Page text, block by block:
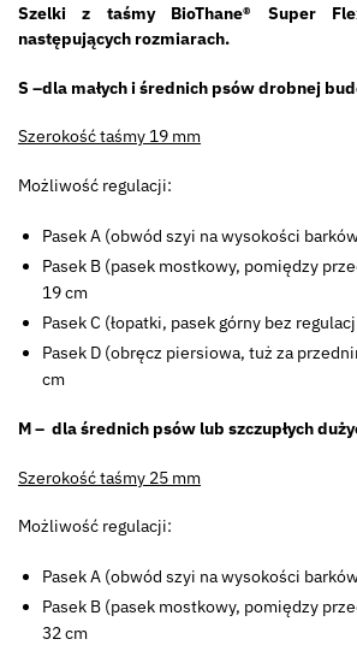
Szelki z taśmy BioThane® Super
następujących rozmiarach.
S –dla małych i średnich psów drobnej
Szerokość taśmy 19 mm
Możliwość regulacji:
Pasek A (obwód szyi na wysokości
Pasek B (pasek mostkowy, pomiędzy
19 cm
Pasek C (łopatki, pasek górny bez
Pasek D (obręcz piersiowa, tuż za
cm
M – dla średnich psów lub szczupłych
Szerokość taśmy 25 mm
Możliwość regulacji:
Pasek A (obwód szyi na wysokości
Pasek B (pasek mostkowy, pomiędzy
32 cm